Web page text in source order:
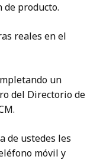
de producto.
reales en el
un
del Directorio de
de ustedes les
móvil y